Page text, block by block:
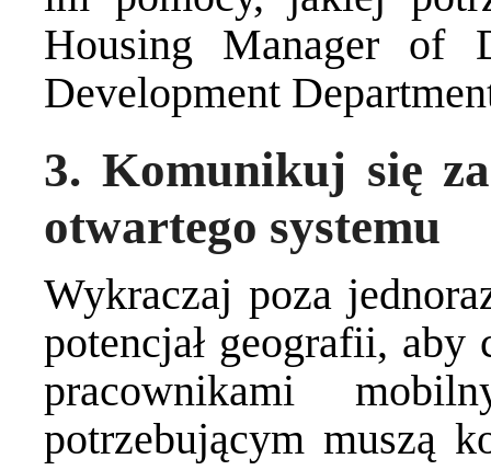
Housing Manager of
Development
3. Komunikuj się
otwartego systemu
Wykraczaj poza
potencjał geografii,
pracownikami
potrzebującym muszą